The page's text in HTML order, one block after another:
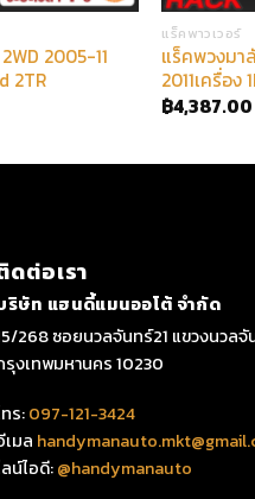
2005-11
2TR
แร็คพาวเวอร์
แร็คพวงมา
2011เครื่อง
฿4,387.00
ดต่อเรา
ริษัท แฮนดี้แมนออโต้ จำกัด
268 ซอยนวลจันทร์21 แขวงนวลจั
รุงเทพมหานคร 10230
ร:097-121-3424
เมล
น์ไอดี:@handymanauto